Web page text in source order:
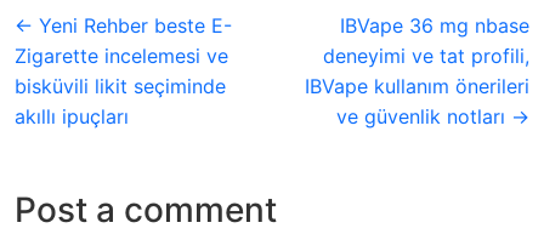
← Yeni Rehber beste E-
Zigarette incelemesi ve
bisküvili likit seçiminde
akıllı ipuçları
IBVape 36 mg nbase
deneyimi ve tat profili,
IBVape kullanım önerileri
ve güvenlik notları →
Post a comment